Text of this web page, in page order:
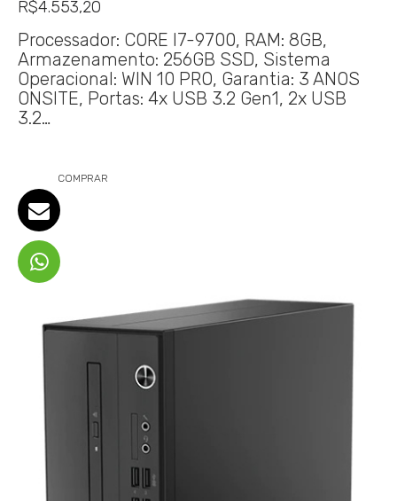
R$4.553,20
Processador: CORE I7-9700, RAM: 8GB,
Armazenamento: 256GB SSD, Sistema
Operacional: WIN 10 PRO, Garantia: 3 ANOS
ONSITE, Portas: 4x USB 3.2 Gen1, 2x USB
3.2…
COMPRAR